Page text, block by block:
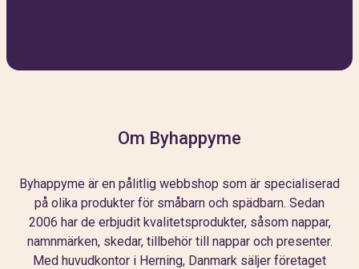
Om Byhappyme
Byhappyme är en pålitlig webbshop som är specialiserad
på olika produkter för småbarn och spädbarn. Sedan
2006 har de erbjudit kvalitetsprodukter, såsom nappar,
namnmärken, skedar, tillbehör till nappar och presenter.
Med huvudkontor i Herning, Danmark säljer företaget